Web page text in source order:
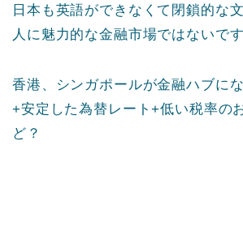
日本も英語ができなくて閉鎖的な
人に魅力的な金融市場ではないです
香港、シンガポールが金融ハブに
+安定した為替レート+低い税率の
ど？